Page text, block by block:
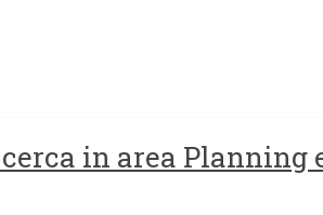
in area Planning